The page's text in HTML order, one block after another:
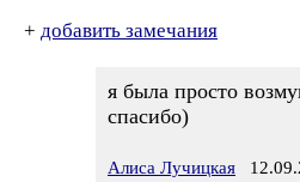
+ добавить замечания
я была просто
спасибо)
Алиса Лучицкая